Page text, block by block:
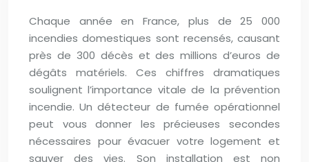
Chaque année en France, plus de 25 000
incendies domestiques sont recensés, causant
près de 300 décès et des millions d’euros de
dégâts matériels. Ces chiffres dramatiques
soulignent l’importance vitale de la prévention
incendie. Un détecteur de fumée opérationnel
peut vous donner les précieuses secondes
nécessaires pour évacuer votre logement et
sauver des vies. Son installation est non